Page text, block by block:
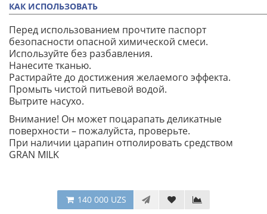
КАК ИСПОЛЬЗОВАТЬ
Перед использованием прочтите паспорт
безопасности опасной химической смеси.
Используйте без разбавления.
Нанесите тканью.
Растирайте до достижения желаемого эффекта.
Промыть чистой питьевой водой.
Вытрите насухо.
Внимание! Он может поцарапать деликатные
поверхности – пожалуйста, проверьте.
При наличии царапин отполировать средством
GRAN MILK
140 000 UZS